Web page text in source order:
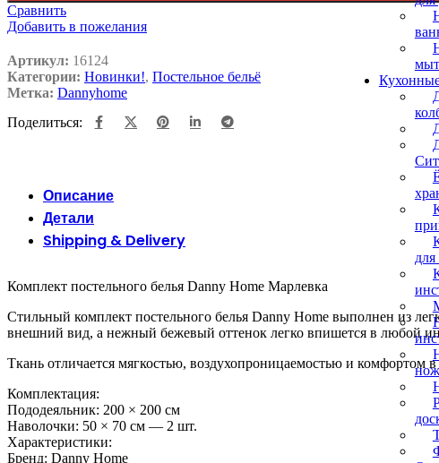
Сравнить
Добавить в пожелания
Артикул: 16124
Категории: Новинки!, Постельное бельё
Метка: Dannyhome
Поделиться:
Описание
Детали
Shipping & Delivery
Комплект постельного белья Danny Home Марлевка
Стильный комплект постельного белья Danny Home выполнен из
внешний вид, а нежный бежевый оттенок легко впишется в любой
Ткань отличается мягкостью, воздухопроницаемостью и комфортом
Комплектация:
Пододеяльник: 200 × 200 см
Наволочки: 50 × 70 см — 2 шт.
Характеристики:
Бренд: Danny Home